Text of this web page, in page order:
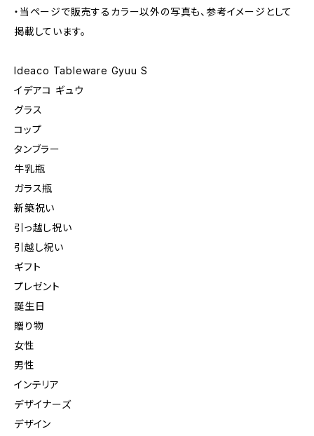
・当ページで販売するカラー以外の写真も、参考イメージとして
掲載しています。
Ideaco Tableware Gyuu S
イデアコ ギュウ
グラス
コップ
タンブラー
牛乳瓶
ガラス瓶
新築祝い
引っ越し祝い
引越し祝い
ギフト
プレゼント
誕生日
贈り物
女性
男性
インテリア
デザイナーズ
デザイン